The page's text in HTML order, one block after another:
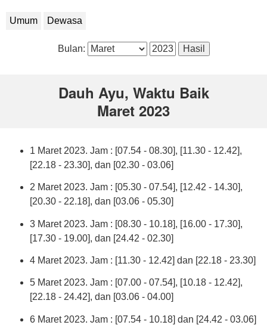
Umum Dewasa
Bulan:
Dauh Ayu, Waktu Baik
Maret 2023
1 Maret 2023. Jam : [07.54 - 08.30], [11.30 - 12.42],
[22.18 - 23.30], dan [02.30 - 03.06]
2 Maret 2023. Jam : [05.30 - 07.54], [12.42 - 14.30],
[20.30 - 22.18], dan [03.06 - 05.30]
3 Maret 2023. Jam : [08.30 - 10.18], [16.00 - 17.30],
[17.30 - 19.00], dan [24.42 - 02.30]
4 Maret 2023. Jam : [11.30 - 12.42] dan [22.18 - 23.30]
5 Maret 2023. Jam : [07.00 - 07.54], [10.18 - 12.42],
[22.18 - 24.42], dan [03.06 - 04.00]
6 Maret 2023. Jam : [07.54 - 10.18] dan [24.42 - 03.06]